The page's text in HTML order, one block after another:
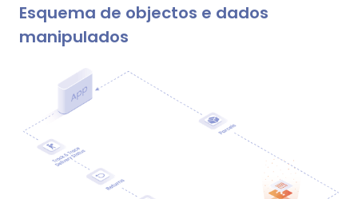
Esquema de objectos e dados
manipulados